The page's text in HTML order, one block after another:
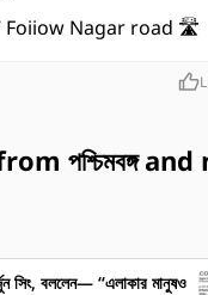
Foiiow Nagar road 🛣️
পশ্চিমবঙ্গ
সিং, বললেন— “এলাকার মানুষও